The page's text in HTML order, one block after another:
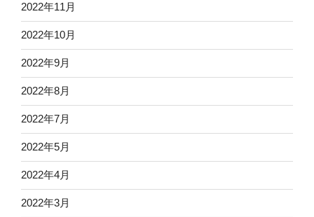
2022年11月
2022年10月
2022年9月
2022年8月
2022年7月
2022年5月
2022年4月
2022年3月